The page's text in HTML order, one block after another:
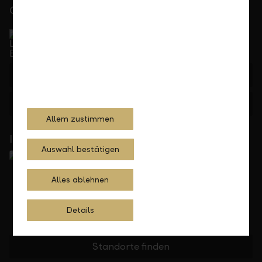
Gerne für Sie da
In Ihrer Nähe
Standorte finden
Allem zustimmen
Auswahl bestätigen
Alles ablehnen
Details